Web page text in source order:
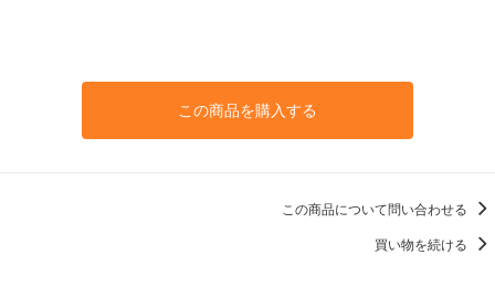
この商品を購入する
この商品について問い合わせる
買い物を続ける